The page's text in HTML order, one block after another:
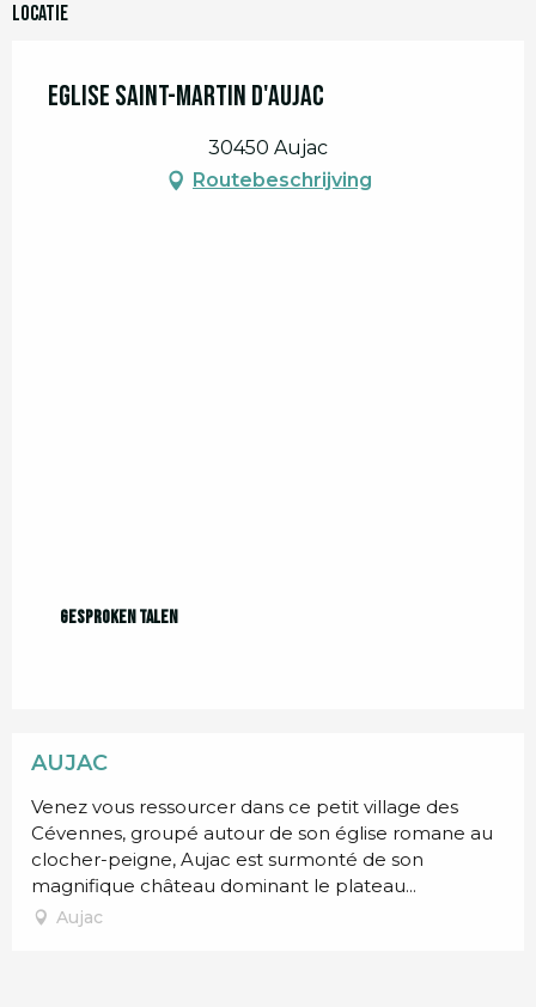
Locatie
Eglise Saint-Martin d'Aujac
30450 Aujac
Routebeschrijving
Gesproken talen
Gesproken talen
AUJAC
Venez vous ressourcer dans ce petit village des
Cévennes, groupé autour de son église romane au
clocher-peigne, Aujac est surmonté de son
magnifique château dominant le plateau...
Aujac